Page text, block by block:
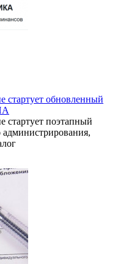
стартует обновленный
стартует поэтапный
администрирования,